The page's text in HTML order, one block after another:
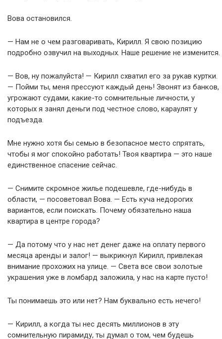
Вова остановился.
— Нам не о чем разговаривать, Кирилл. Я свою позицию
подробно озвучил на выходных. Наше решение не изменится.
— Вов, ну пожалуйста! — Кирилл схватил его за рукав куртки.
— Пойми ты, меня прессуют каждый день! Звонят из банков,
угрожают судами, какие-то сомнительные личности, у
которых я занял деньги под честное слово, караулят у
подъезда.
Мне нужно хотя бы семью в безопасное место спрятать,
чтобы я мог спокойно работать! Твоя квартира — это наше
единственное спасение сейчас.
— Снимите скромное жилье подешевле, где-нибудь в
области, — посоветовал Вова. — Есть куча недорогих
вариантов, если поискать. Почему обязательно наша
квартира в центре города?
— Да потому что у нас нет денег даже на оплату первого
месяца аренды и залог! — выкрикнул Кирилл, привлекая
внимание прохожих на улице. — Света все свои золотые
украшения уже в ломбард заложила, у нас на карте пусто!
Ты понимаешь это или нет? Нам буквально есть нечего!
— Кирилл, а когда ты нес десять миллионов в эту
сомнительную пирамиду, ты думал о том, чем будешь